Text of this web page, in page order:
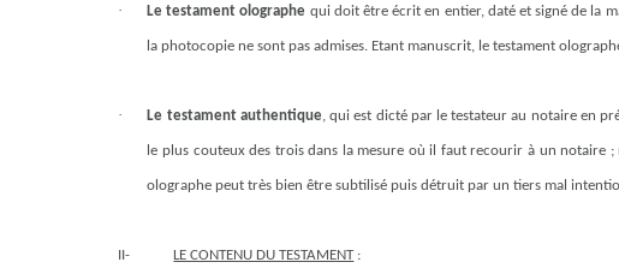
· Le testament olographe qui doit être écrit en entier, daté et signé de la
la photocopie ne sont pas admises. Etant manuscrit, le testament
· Le testament authentique, qui est dicté par le testateur au notaire en
le plus couteux des trois dans la mesure où il faut recourir à un notaire
olographe peut très bien être subtilisé puis détruit par un tiers mal
II- LE CONTENU DU TESTAMENT: